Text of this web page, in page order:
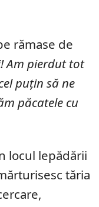
rămase de
Am pierdut tot
puțin să ne
păcatele cu
locul lepădării
tăria